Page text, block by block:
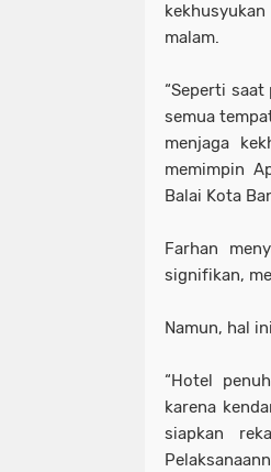
malam.
“Seperti saat
semua
menjaga
memimpin
Balai Kota
Farhan
signifikan,
Namun, hal
“Hotel
karena
siapkan